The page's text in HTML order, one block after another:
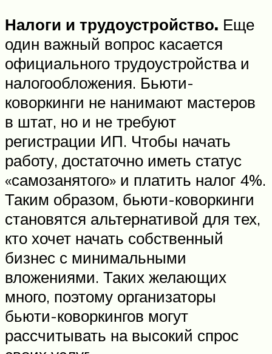
Налоги и трудоустройство. Еще
один важный вопрос касается
официального трудоустройства и
налогообложения. Бьюти-
коворкинги не нанимают мастеров
в штат, но и не требуют
регистрации ИП. Чтобы начать
работу, достаточно иметь статус
«самозанятого» и платить налог 4%.
Таким образом, бьюти-коворкинги
становятся альтернативой для тех,
кто хочет начать собственный
бизнес с минимальными
вложениями. Таких желающих
много, поэтому организаторы
бьюти-коворкингов могут
рассчитывать на высокий спрос